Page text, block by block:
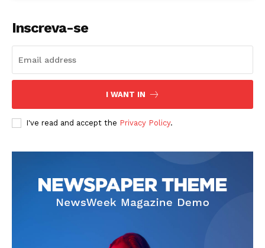
Inscreva-se
I WANT IN
I've read and accept the Privacy Policy.